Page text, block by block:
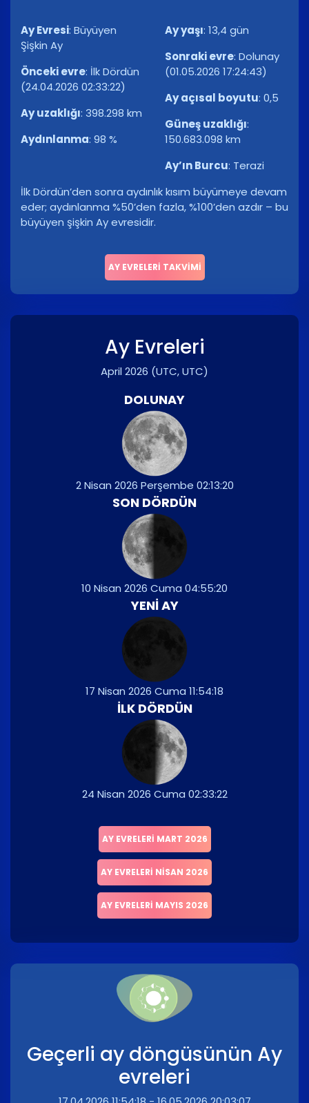
Ay Evresi: Büyüyen
Şişkin Ay
Önceki evre: İlk Dördün
(24.04.2026 02:33:22)
Ay uzaklığı: 398.298 km
Aydınlanma: 98 %
Ay yaşı: 13,4 gün
Sonraki evre: Dolunay
(01.05.2026 17:24:43)
Ay açısal boyutu: 0,5
Güneş uzaklığı:
150.683.098 km
Ay’ın Burcu: Terazi
İlk Dördün’den sonra aydınlık kısım büyümeye devam
eder; aydınlanma %50’den fazla, %100’den azdır – bu
büyüyen şişkin Ay evresidir.
AY EVRELERI TAKVIMI
Ay Evreleri
April 2026 (UTC, UTC)
DOLUNAY
2 Nisan 2026 Perşembe 02:13:20
SON DÖRDÜN
10 Nisan 2026 Cuma 04:55:20
YENI AY
17 Nisan 2026 Cuma 11:54:18
İLK DÖRDÜN
24 Nisan 2026 Cuma 02:33:22
AY EVRELERI MART 2026
AY EVRELERI NISAN 2026
AY EVRELERI MAYIS 2026
Geçerli ay döngüsünün Ay
evreleri